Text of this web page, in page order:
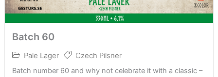
Batch 60
Pale Lager Czech Pilsner
Batch number 60 and why not celebrate it with a classic –